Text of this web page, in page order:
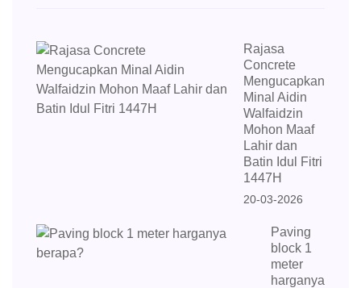
Rajasa
Concrete
Mengucapkan
Minal Aidin
Walfaidzin
Mohon Maaf
Lahir dan
Batin Idul Fitri
1447H
20-03-2026
Paving
block 1
meter
harganya